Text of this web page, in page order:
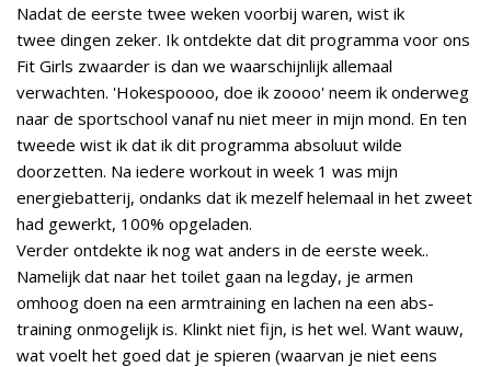
Nadat de eerste twee weken voorbij waren, wist ik
twee dingen zeker. Ik ontdekte dat dit programma voor ons
Fit Girls zwaarder is dan we waarschijnlijk allemaal
verwachten. 'Hokespoooo, doe ik zoooo' neem ik onderweg
naar de sportschool vanaf nu niet meer in mijn mond. En ten
tweede wist ik dat ik dit programma absoluut wilde
doorzetten. Na iedere workout in week 1 was mijn
energiebatterij, ondanks dat ik mezelf helemaal in het zweet
had gewerkt, 100% opgeladen.
Verder ontdekte ik nog wat anders in de eerste week..
Namelijk dat naar het toilet gaan na legday, je armen
omhoog doen na een armtraining en lachen na een abs-
training onmogelijk is. Klinkt niet fijn, is het wel. Want wauw,
wat voelt het goed dat je spieren (waarvan je niet eens